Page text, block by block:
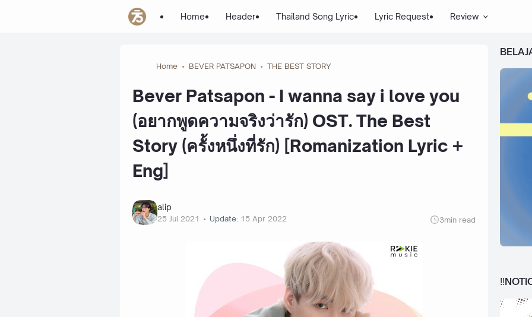
Home Header Thailand Song Lyric Lyric Request Review
Home BEVER PATSAPON THE BEST STORY
Bever Patsapon - I wanna say i love you
(อยากพูดความจริงว่ารัก) OST. The Best
Story (ครั้งหนึ่งที่รัก) [Romanization Lyric +
Eng]
alip
25 Jul 2021 Update: 15 Apr 2022 3min read